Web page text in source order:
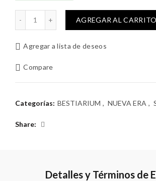
AGREGAR AL CARRITO
Agregar a lista de deseos
Compare
Categorías: BESTIARIUM , NUEVA ERA ,
Share
Detalles y Términos de